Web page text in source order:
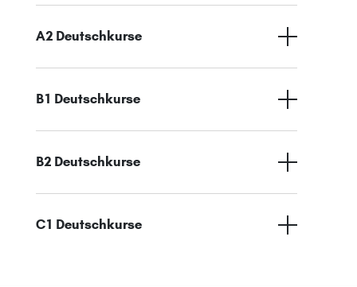
A2 Deutschkurse
B1 Deutschkurse
B2 Deutschkurse
C1 Deutschkurse